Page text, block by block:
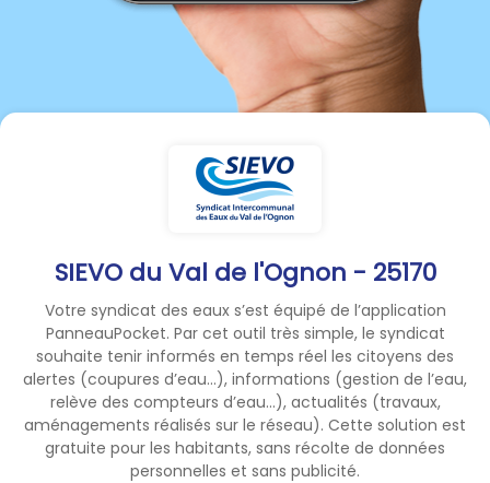
SIEVO du Val de l'Ognon - 25170
Votre syndicat des eaux s’est équipé de l’application
PanneauPocket. Par cet outil très simple, le syndicat
souhaite tenir informés en temps réel les citoyens des
alertes (coupures d’eau...), informations (gestion de l’eau,
relève des compteurs d’eau...), actualités (travaux,
aménagements réalisés sur le réseau). Cette solution est
gratuite pour les habitants, sans récolte de données
personnelles et sans publicité.
En cas de doute, vous pouvez
nous contacter au 03 81 58 26